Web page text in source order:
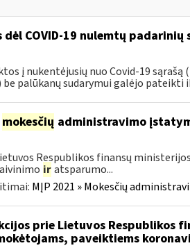
dėl COVID-19 nulemtų
į nukentėjusių nuo Covid-19 sąrašą
palūkanų sudarymui galėjo pateikti
mokesčių administravimo
Respublikos finansų
ir atsparumo...
MĮP 2021 » Mokesčių
prie Lietuvos Respublikos
paveiktiems